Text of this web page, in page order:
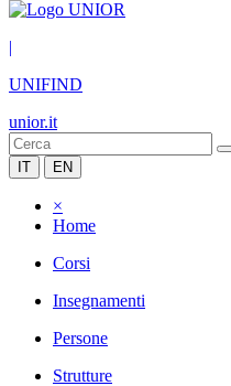
|
UNIFIND
unior.it
IT EN
×
Home
Corsi
Insegnamenti
Persone
Strutture